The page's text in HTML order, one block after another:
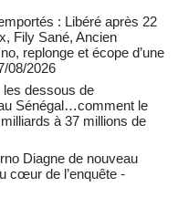
: Libéré après 22
Fily Sané, Ancien
replonge et écope d’une
08/2026
les dessous de
Sénégal…comment le
à 37 millions de
Diagne de nouveau
cœur de l’enquête -